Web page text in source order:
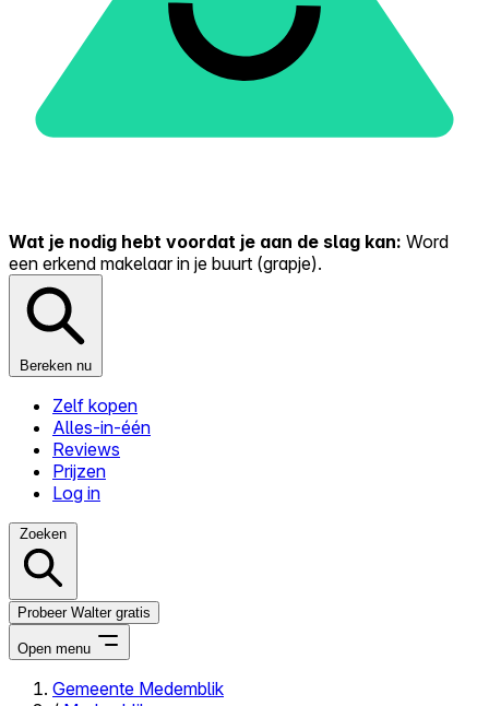
Wat je nodig hebt voordat je aan de slag kan: Word
een erkend makelaar in je buurt (grapje).
Bereken nu
Zelf kopen
Alles-in-één
Reviews
Prijzen
Log in
Zoeken
Probeer Walter gratis
Open menu
Gemeente Medemblik